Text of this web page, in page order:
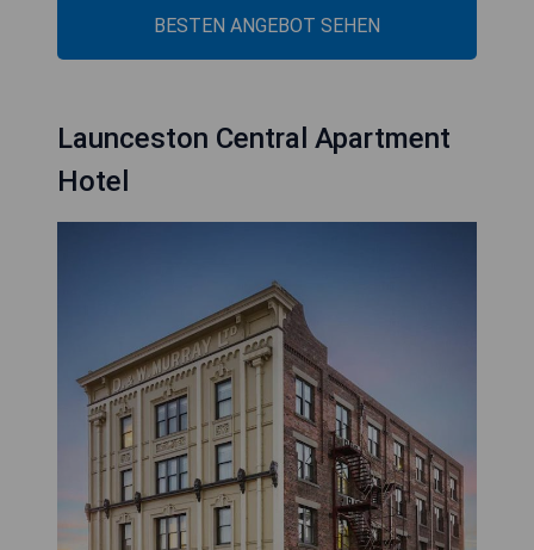
BESTEN ANGEBOT SEHEN
Launceston Central Apartment
Hotel